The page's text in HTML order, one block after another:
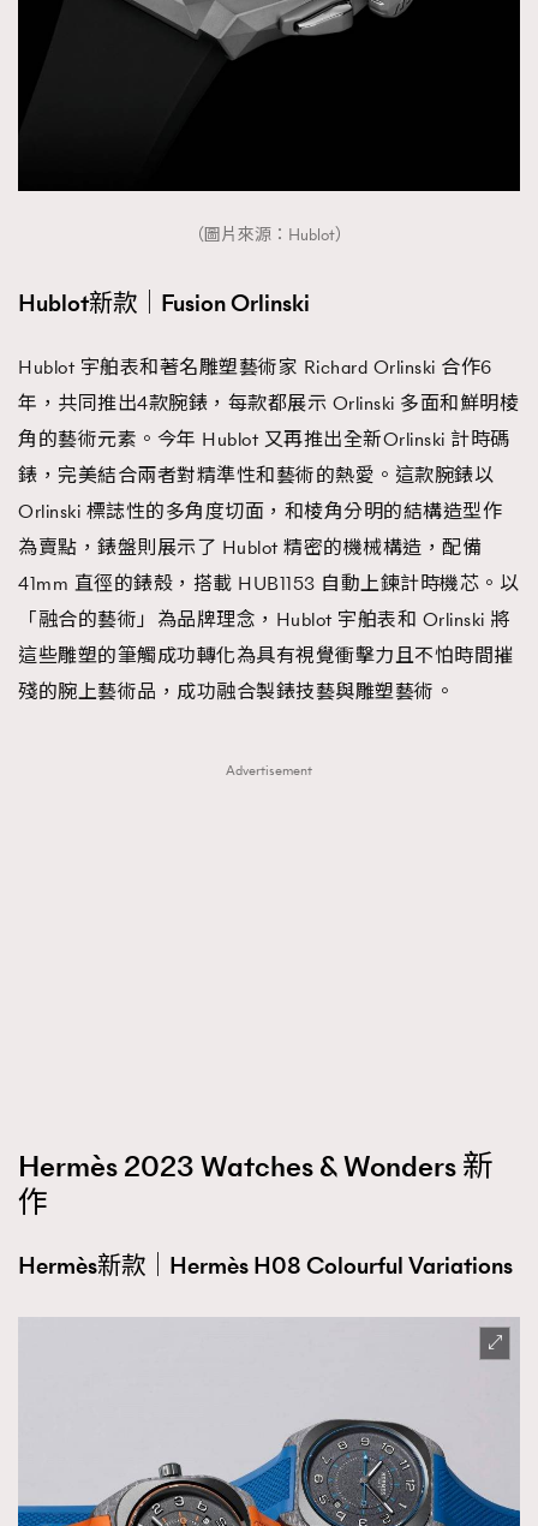
（圖片來源：Hublot）
Hublot新款｜Fusion Orlinski
Hublot 宇舶表和著名雕塑藝術家 Richard Orlinski 合作6
年，共同推出4款腕錶，每款都展示 Orlinski 多面和鮮明棱
角的藝術元素。今年 Hublot 又再推出全新Orlinski 計時碼
錶，完美結合兩者對精準性和藝術的熱愛。這款腕錶以
Orlinski 標誌性的多角度切面，和棱角分明的結構造型作
為賣點，錶盤則展示了 Hublot 精密的機械構造，配備
41mm 直徑的錶殼，搭載 HUB1153 自動上鍊計時機芯。以
「融合的藝術」為品牌理念，Hublot 宇舶表和 Orlinski 將
這些雕塑的筆觸成功轉化為具有視覺衝擊力且不怕時間摧
殘的腕上藝術品，成功融合製錶技藝與雕塑藝術。
Advertisement
Hermès 2023 Watches & Wonders 新
作
Hermès新款｜Hermès H08 Colourful Variations